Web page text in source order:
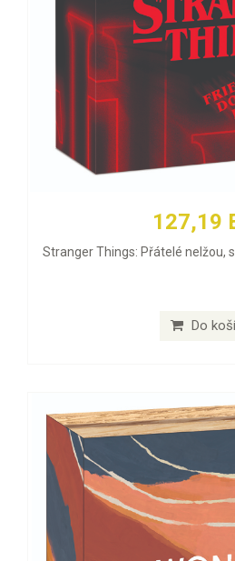
127,19
Stranger Things: Přátelé nelžou,
Do